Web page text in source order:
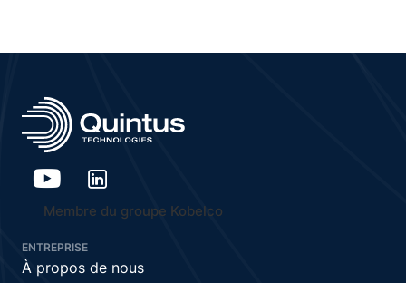
Membre du groupe Kobelco
ENTREPRISE
À propos de nous